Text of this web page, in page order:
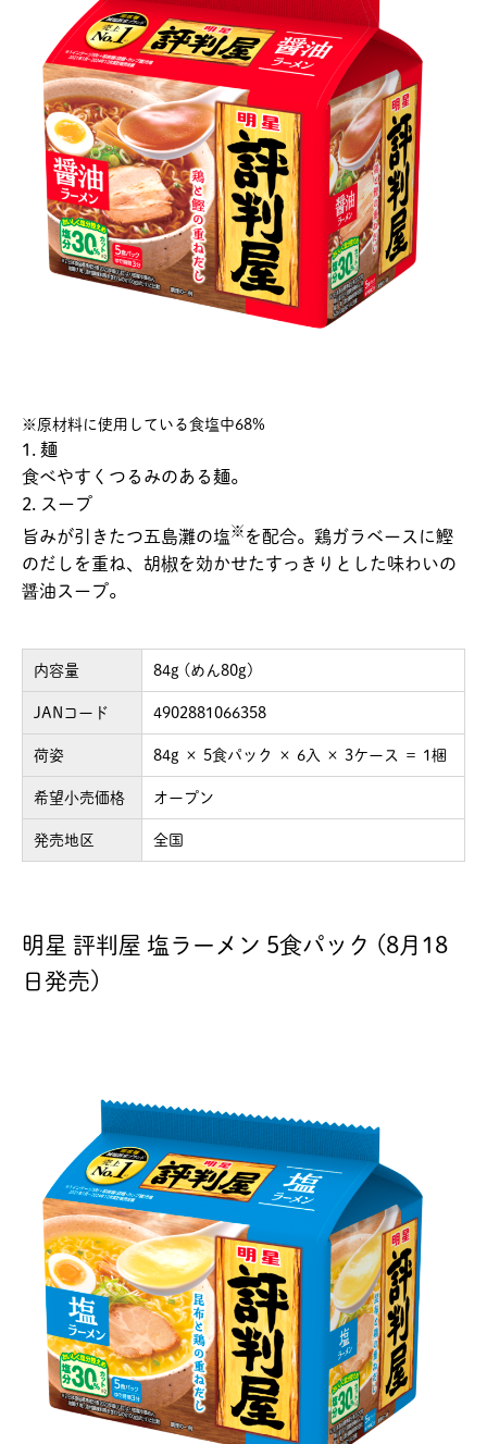
※原材料に使用している食塩中68%
1. 麺
食べやすくつるみのある麺。
2. スープ
旨みが引きたつ五島灘の塩※ を配合。鶏ガラベースに鰹
のだしを重ね、胡椒を効かせたすっきりとした味わいの
醤油スープ。
内容量 84g (めん80g)
JANコード 4902881066358
荷姿 84g × 5食パック × 6入 × 3ケース ＝ 1梱
希望小売価格 オープン
発売地区 全国
明星 評判屋 塩ラーメン 5食パック (8月18
日発売)